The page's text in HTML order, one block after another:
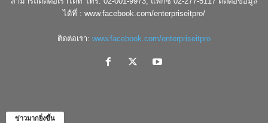
ได้ที่ : www.facebook.com/enterpriseitpro/
ติดต่อเรา: www.facebook.com/enterpriseitpro
ข่าวมากยิ่งขึ้น